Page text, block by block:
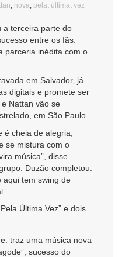
nova pela última vez
a terceira parte do
entre os fãs.
parceria inédita com o
em Salvador, já
digitais e promete ser
Nattan vão se
em São Paulo.
é cheia de alegria,
se mistura com o
música”, disse
Duzão completou:
aqui tem swing de
Última Vez” e dois
: traz uma música nova
sucesso do